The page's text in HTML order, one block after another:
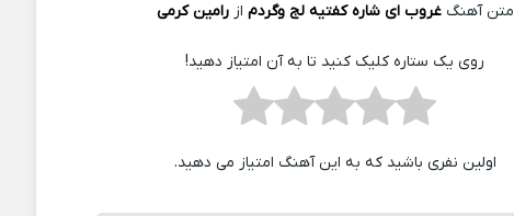
متن آهنگغروب ای شاره کفتیه لج وگردم ازرامین کرمی
روی یک ستاره کلیک کنید تا به آن امتیاز دهید!
اولین نفری باشید که به این آهنگ امتیاز می دهید.